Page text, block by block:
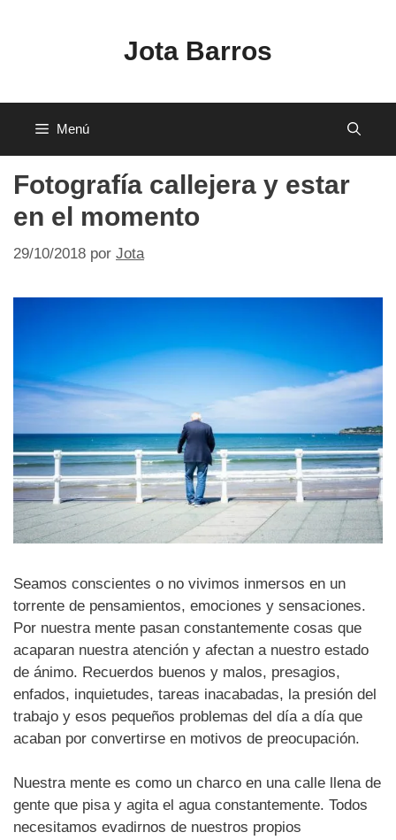
Jota Barros
Menú
Fotografía callejera y estar
en el momento
29/10/2018 por Jota
Seamos conscientes o no vivimos inmersos en un
torrente de pensamientos, emociones y sensaciones.
Por nuestra mente pasan constantemente cosas que
acaparan nuestra atención y afectan a nuestro estado
de ánimo. Recuerdos buenos y malos, presagios,
enfados, inquietudes, tareas inacabadas, la presión del
trabajo y esos pequeños problemas del día a día que
acaban por convertirse en motivos de preocupación.
Nuestra mente es como un charco en una calle llena de
gente que pisa y agita el agua constantemente. Todos
necesitamos evadirnos de nuestros propios